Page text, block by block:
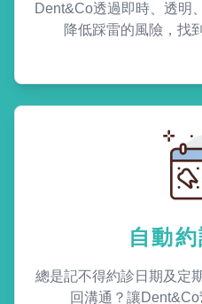
Dent&Co透過即時、透明
降低踩雷的風險，找
自動
總是記不得約診日期及定
回溝通？讓Dent&Co